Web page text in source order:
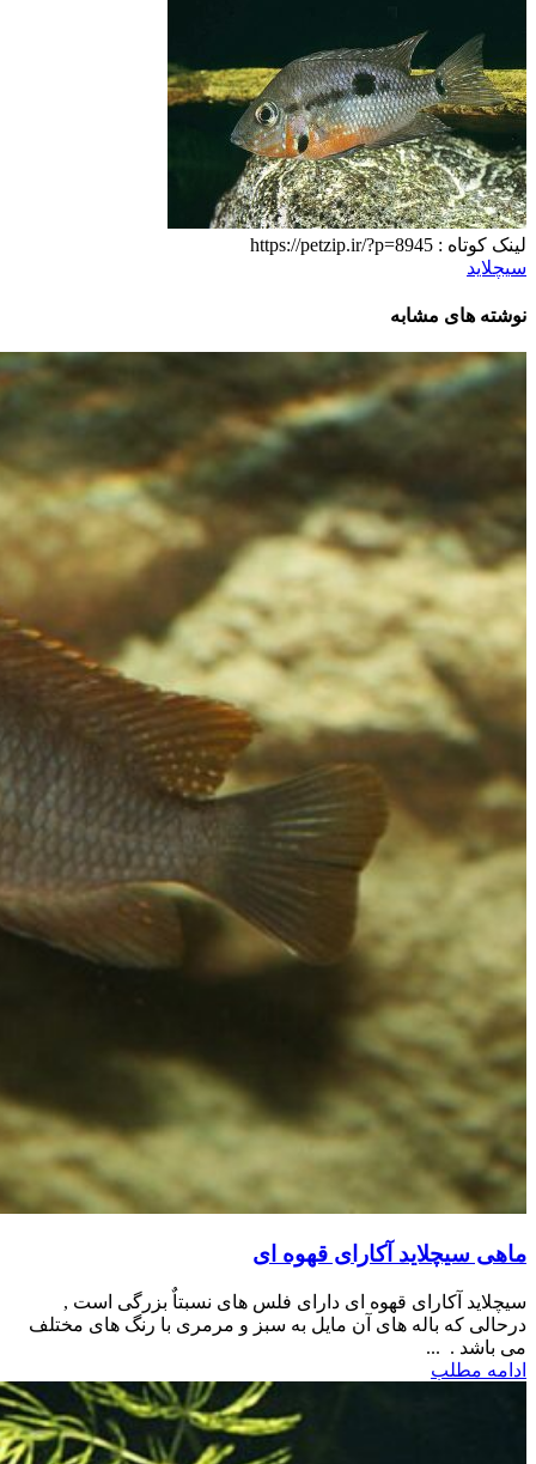
لینک کوتاه : https://petzip.ir/?p=8945
سیچلاید
نوشته های مشابه
ماهی سیچلاید آکارای قهوه ای
سیچلاید آکارای قهوه ای دارای فلس های نسبتاٌ بزرگی است ,
درحالی که باله های آن مایل به سبز و مرمری با رنگ های مختلف
می باشد . ...
ادامه مطلب